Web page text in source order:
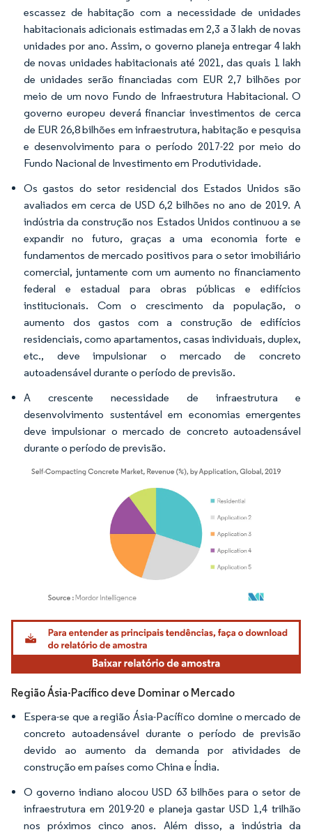
escassez de habitação com a necessidade de unidades
habitacionais adicionais estimadas em 2,3 a 3 lakh de novas
unidades por ano. Assim, o governo planeja entregar 4 lakh
de novas unidades habitacionais até 2021, das quais 1 lakh
de unidades serão financiadas com EUR 2,7 bilhões por
meio de um novo Fundo de Infraestrutura Habitacional. O
governo europeu deverá financiar investimentos de cerca
de EUR 26,8 bilhões em infraestrutura, habitação e pesquisa
e desenvolvimento para o período 2017-22 por meio do
Fundo Nacional de Investimento em Produtividade.
Os gastos do setor residencial dos Estados Unidos são
avaliados em cerca de USD 6,2 bilhões no ano de 2019. A
indústria da construção nos Estados Unidos continuou a se
expandir no futuro, graças a uma economia forte e
fundamentos de mercado positivos para o setor imobiliário
comercial, juntamente com um aumento no financiamento
federal e estadual para obras públicas e edifícios
institucionais. Com o crescimento da população, o
aumento dos gastos com a construção de edifícios
residenciais, como apartamentos, casas individuais, duplex,
etc., deve impulsionar o mercado de concreto
autoadensável durante o período de previsão.
A crescente necessidade de infraestrutura e
desenvolvimento sustentável em economias emergentes
deve impulsionar o mercado de concreto autoadensável
durante o período de previsão.
Imagem © Mordor Intelligence. O reuso requer atribuição conforme CC BY 4.0.
Região Ásia-Pacífico deve Dominar o Mercado
Espera-se que a região Ásia-Pacífico domine o mercado de
concreto autoadensável durante o período de previsão
devido ao aumento da demanda por atividades de
construção em países como China e Índia.
O governo indiano alocou USD 63 bilhões para o setor de
infraestrutura em 2019-20 e planeja gastar USD 1,4 trilhão
nos próximos cinco anos. Além disso, a indústria da